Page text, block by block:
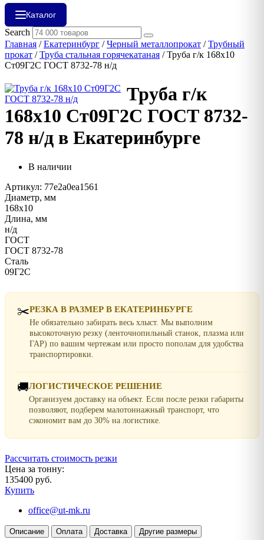
Каталог
Search
Главная /Екатеринбург /Черный металлопрокат /Трубный
прокат /Труба стальная горячекатаная / Труба г/к 168х10
Ст09Г2С ГОСТ 8732-78 н/д
Труба г/к
168х10 Ст09Г2С ГОСТ 8732-
78 н/д в Екатеринбурге
В наличии
Артикул: 77e2a0ea1561
Диаметр, мм
168х10
Длина, мм
н/д
ГОСТ
ГОСТ 8732-78
Сталь
09Г2С
✂️РЕЗКА В РАЗМЕР В ЕКАТЕРИНБУРГЕ
Не обязательно забирать весь хлыст. Мы выполним
высокоточную резку (ленточнопильный станок, плазма или
ГАР) по вашим чертежам или просто пополам для удобства
транспортировки.
🚚ЛОГИСТИЧЕСКОЕ РЕШЕНИЕ
Организуем доставку на объект. Если после резки габариты
позволяют, подберем малотоннажный транспорт, что
сэкономит вам до 30% на логистике.
Рассчитать стоимость резки
Цена за тонну:
135400 руб.
Купить
office@ut-mk.ru
Описание Оплата Доставка Другие размеры